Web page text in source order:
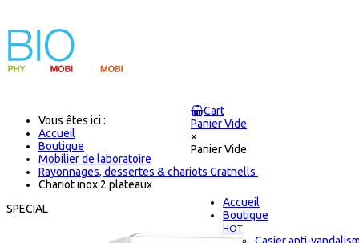
Cart
Panier Vide
×
Panier Vide
Accueil
Boutique
HOT
Vous êtes ici :
Accueil
Boutique
Mobilier de laboratoire
Rayonnages, dessertes & chariots Gratnells
Chariot inox 2 plateaux
SPECIAL